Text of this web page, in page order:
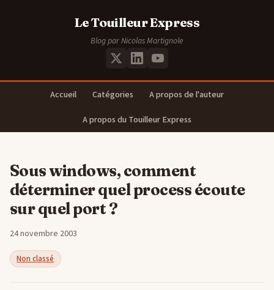
Le Touilleur Express
Blog par Nicolas Martignole
Accueil Catégories
A propos de l'auteur
A propos du Touilleur Express
Sous windows, comment
déterminer quel process écoute
sur quel port ?
24 novembre 2003
Non classé